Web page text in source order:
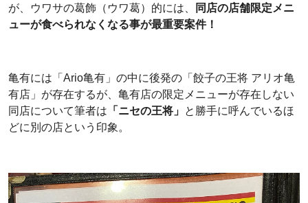
が、ウワサの葛飾（ウワ葛）的には、
同店の店舗限定メニ
ューが食べられなくなる事が最重要案件！
亀有には「Ario亀有」の中に後発の「餃子の王将 アリオ亀
有店」が存在するが、亀有店の限定メニューが存在しない
同店について筆者は 「ニセの王将」 と勝手に呼んでいるほ
どに別の店という印象。